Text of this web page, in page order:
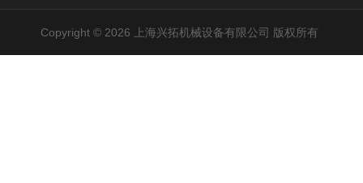
Copyright © 2026 上海兴拓机械设备有限公司 版权所有